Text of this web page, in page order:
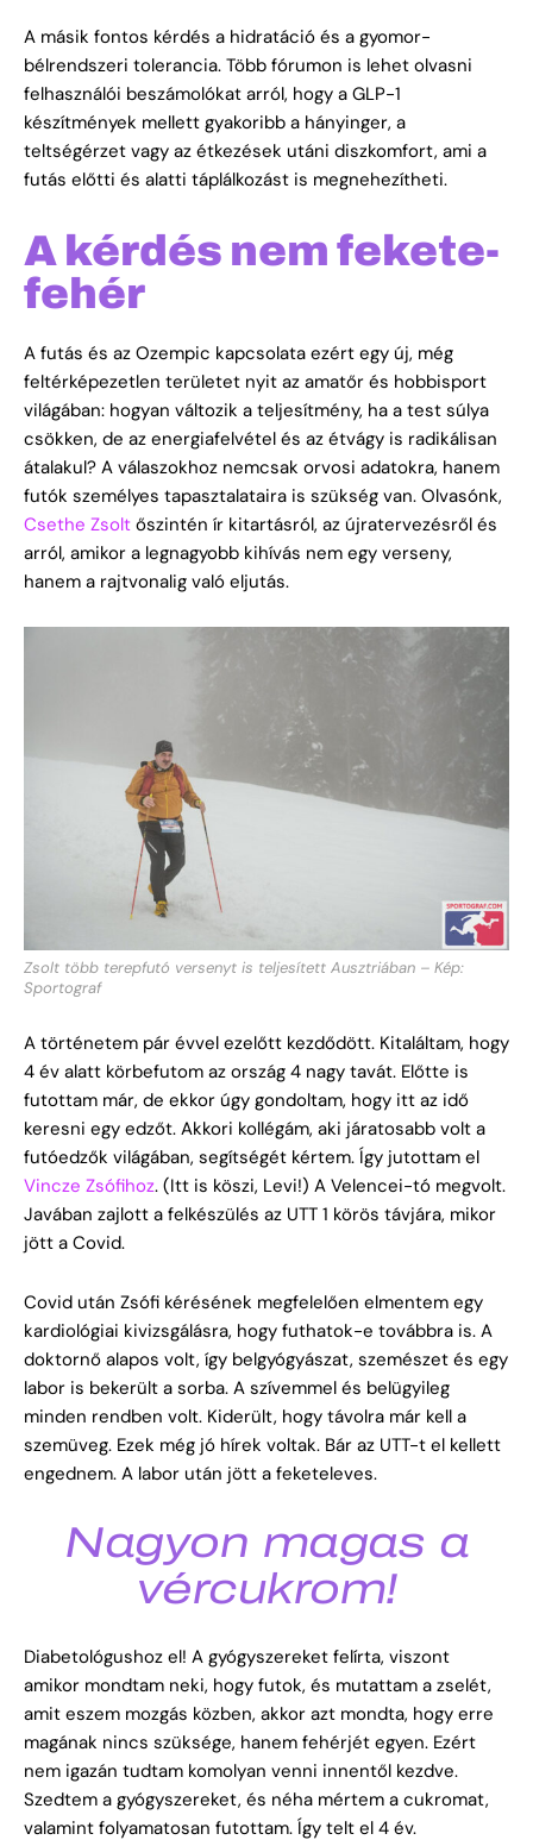
A másik fontos kérdés a hidratáció és a gyomor-
bélrendszeri tolerancia. Több fórumon is lehet olvasni
felhasználói beszámolókat arról, hogy a GLP-1
készítmények mellett gyakoribb a hányinger, a
teltségérzet vagy az étkezések utáni diszkomfort, ami a
futás előtti és alatti táplálkozást is megnehezítheti.
A kérdés nem fekete-
fehér
A futás és az Ozempic kapcsolata ezért egy új, még
feltérképezetlen területet nyit az amatőr és hobbisport
világában: hogyan változik a teljesítmény, ha a test súlya
csökken, de az energiafelvétel és az étvágy is radikálisan
átalakul? A válaszokhoz nemcsak orvosi adatokra, hanem
futók személyes tapasztalataira is szükség van. Olvasónk,
Csethe Zsolt őszintén ír kitartásról, az újratervezésről és
arról, amikor a legnagyobb kihívás nem egy verseny,
hanem a rajtvonalig való eljutás.
Zsolt több terepfutó versenyt is teljesített Ausztriában – Kép:
Sportograf
A történetem pár évvel ezelőtt kezdődött. Kitaláltam, hogy
4 év alatt körbefutom az ország 4 nagy tavát. Előtte is
futottam már, de ekkor úgy gondoltam, hogy itt az idő
keresni egy edzőt. Akkori kollégám, aki járatosabb volt a
futóedzők világában, segítségét kértem. Így jutottam el
Vincze Zsófihoz. (Itt is köszi, Levi!) A Velencei-tó megvolt.
Javában zajlott a felkészülés az UTT 1 körös távjára, mikor
jött a Covid.
Covid után Zsófi kérésének megfelelően elmentem egy
kardiológiai kivizsgálásra, hogy futhatok-e továbbra is. A
doktornő alapos volt, így belgyógyászat, szemészet és egy
labor is bekerült a sorba. A szívemmel és belügyileg
minden rendben volt. Kiderült, hogy távolra már kell a
szemüveg. Ezek még jó hírek voltak. Bár az UTT-t el kellett
engednem. A labor után jött a feketeleves.
Nagyon magas a
vércukrom!
Diabetológushoz el! A gyógyszereket felírta, viszont
amikor mondtam neki, hogy futok, és mutattam a zselét,
amit eszem mozgás közben, akkor azt mondta, hogy erre
magának nincs szüksége, hanem fehérjét egyen. Ezért
nem igazán tudtam komolyan venni innentől kezdve.
Szedtem a gyógyszereket, és néha mértem a cukromat,
valamint folyamatosan futottam. Így telt el 4 év.